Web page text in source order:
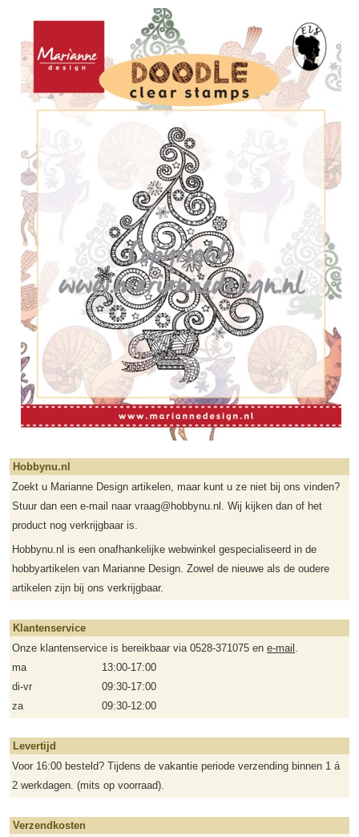
Hobbynu.nl
Zoekt u Marianne Design artikelen, maar kunt u ze niet bij ons vinden?
Stuur dan een e-mail naar vraag@hobbynu.nl. Wij kijken dan of het
product nog verkrijgbaar is.
Hobbynu.nl is een onafhankelijke webwinkel gespecialiseerd in de
hobbyartikelen van Marianne Design. Zowel de nieuwe als de oudere
artikelen zijn bij ons verkrijgbaar.
Klantenservice
Onze klantenservice is bereikbaar via 0528-371075 en e-mail .
ma
13:00-17:00
di-vr
09:30-17:00
za
09:30-12:00
Levertijd
Voor 16:00 besteld? Tijdens de vakantie periode verzending binnen 1 á
2 werkdagen. (mits op voorraad).
Verzendkosten